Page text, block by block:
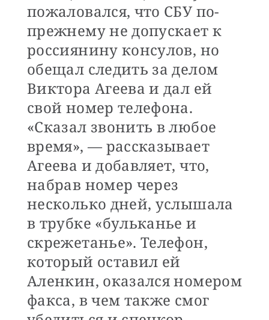
пожаловался, что СБУ по-
прежнему не допускает к
россиянину консулов, но
обещал следить за делом
Виктора Агеева и дал ей
свой номер телефона.
«Сказал звонить в любое
время», — рассказывает
Агеева и добавляет, что,
набрав номер через
несколько дней, услышала
в трубке «бульканье и
скрежетанье». Телефон,
который оставил ей
Аленкин, оказался номером
факса, в чем также смог